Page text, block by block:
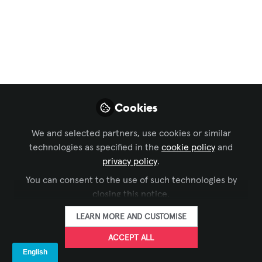
dá tempo de participar do Congresso
espaços de capacitação em espanhol
para a indústria audiovisual.
May 05, 2026
AVIXA Português FOLLOW
Cookies
We and selected partners, use cookies or similar
technologies as specified in the cookie policy and
privacy policy.
You can consent to the use of such technologies by
closing this notice.
LEARN MORE AND CUSTOMISE
ACCEPT ALL